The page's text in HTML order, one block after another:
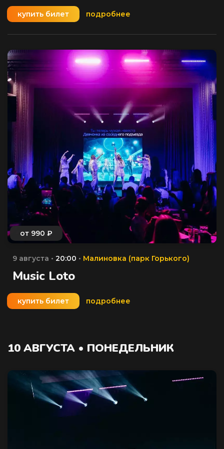
купить билет подробнее
9 августа • 20:00 • Малиновка (парк Горького)
Music Loto
купить билет подробнее
10 АВГУСТА • ПОНЕДЕЛЬНИК